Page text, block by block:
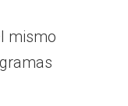
mismo